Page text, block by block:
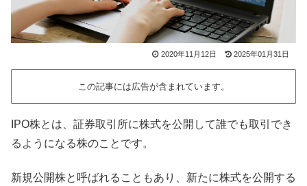
2020年11月12日 2025年01月31日
この記事には広告が含まれています。
IPO株とは、証券取引所に株式を公開して誰でも取引でき
るようになる株のことです。
新規公開株と呼ばれることもあり、新たに株式を公開する